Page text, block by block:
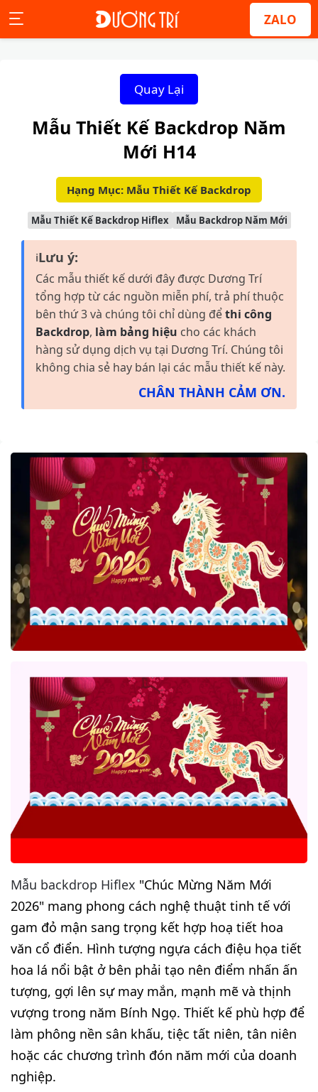
ZALO
Quay Lại
Mẫu Thiết Kế Backdrop Năm
Mới H14
Hạng Mục: Mẫu Thiết Kế Backdrop
Mẫu Thiết Kế Backdrop Hiflex Mẫu Backdrop Năm Mới
ℹLưu ý:
Các mẫu thiết kế dưới đây được Dương Trí
tổng hợp từ các nguồn miễn phí, trả phí thuộc
bên thứ 3 và chúng tôi chỉ dùng đểthi công
Backdrop, làm bảng hiệu cho các khách
hàng sử dụng dịch vụ tại Dương Trí. Chúng tôi
không chia sẻ hay bán lại các mẫu thiết kế này.
CHÂN THÀNH CẢM ƠN.
Mẫu backdrop Hiflex "Chúc Mừng Năm Mới
2026" mang phong cách nghệ thuật tinh tế với
gam đỏ mận sang trọng kết hợp hoạ tiết hoa
văn cổ điển. Hình tượng ngựa cách điệu họa tiết
hoa lá nổi bật ở bên phải tạo nên điểm nhấn ấn
tượng, gợi lên sự may mắn, mạnh mẽ và thịnh
vượng trong năm Bính Ngọ. Thiết kế phù hợp để
làm phông nền sân khấu, tiệc tất niên, tân niên
hoặc các chương trình đón năm mới của doanh
nghiệp.